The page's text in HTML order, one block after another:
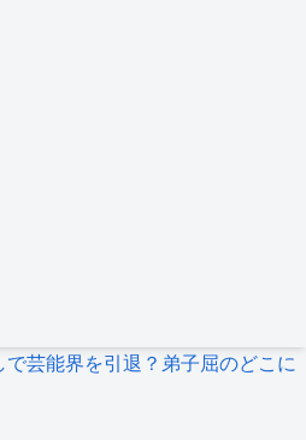
芸能界を引退？弟子屈のどこに